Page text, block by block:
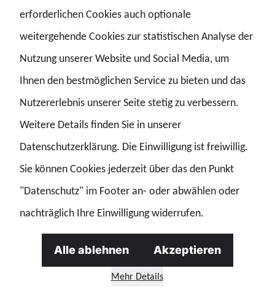
Sicherheitsbehörden personell, technisch und
organisatorisch nachhaltig gestärkt werden. Gleichzeitig
muss sich Rheinland-Pfalz als attraktiver Arbeitgeber
positionieren, um qualifiziertes Personal dauerhaft
gewinnen und binden zu können. Hierzu zählen
insbesondere eine amtsangemessene Alimentation sowie
die zeit- und inhaltsgleiche Übertragung des
Tarifergebnisses auf die Beamtinnen und Beamten sowie
Versorgungsempfängerinnen und
Versorgungsempfänger.“
Mit Blick auf den zwischen CDU und SPD vereinbarten
Koalitionsvertrag begrüßt die Gewerkschaft der Polizei
erforderlichen Cookies auch optionale
weitergehende Cookies zur statistischen Analyse der
Nutzung unserer Website und Social Media, um
Ihnen den bestmöglichen Service zu bieten und das
Nutzererlebnis unserer Seite stetig zu verbessern.
Weitere Details finden Sie in unserer
Datenschutzerklärung. Die Einwilligung ist freiwillig.
Sie können Cookies jederzeit über das den Punkt
"Datenschutz" im Footer an- oder abwählen oder
nachträglich Ihre Einwilligung widerrufen.
Mehr Details
Alle ablehnen Akzeptieren